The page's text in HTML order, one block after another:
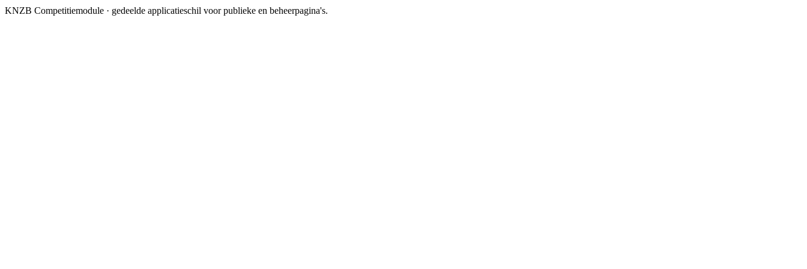
KNZB Competitiemodule · gedeelde applicatieschil voor publieke en beheerpagina's.